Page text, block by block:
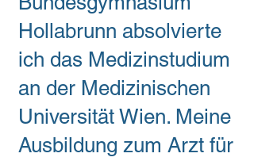
Hollabrunn absolvierte
ich das Medizinstudium
an der Medizinischen
Universität Wien. Meine
Ausbildung zum Arzt für